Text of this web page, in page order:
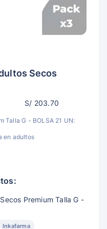
Secos
S/ 203.70
Talla G - BOLSA 21 UN:
en adultos
Premium Talla G -
Inkafarma